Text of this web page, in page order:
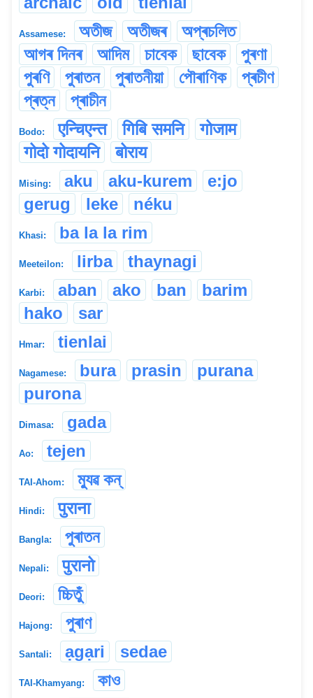
Assamese: অতীজ অতীজৰ
অপ্ৰচলিত
আগৰ দিনৰ
আদিম চাবেক ছাবেক
পুৰণা
পুৰণি
পুৰাতন পুৰাতনীয়া পৌৰাণিক
প্ৰচীণ
প্ৰত্ন
প্ৰাচীন
Bodo: एन्चिएन्त गिबि समनि
गोजाम
गोदो गोदायनि
बोराय
Mising: aku aku-kurem
e:jo
gerug
leke néku
Khasi: ba la la rim
Meeteilon: lirba thaynagi
Karbi: aban ako ban
barim
hako
sar
Hmar: tienlai
Nagamese: bura prasin
purana
purona
Dimasa: gada
Ao: tejen
TAI-Ahom: ম্যুৱ কন্
Hindi: पुराना
Bangla: পুৰাতন
Nepali: पुरानो
Deori: চ্চিতুঁ
Hajong: পুৰাণ
Santali: ạgạri sedae
TAI-Khamyang: কাও